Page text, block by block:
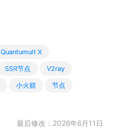
Quantumult X
SSR节点
V2ray
小火箭 节点
最后修改：2026年6月11日